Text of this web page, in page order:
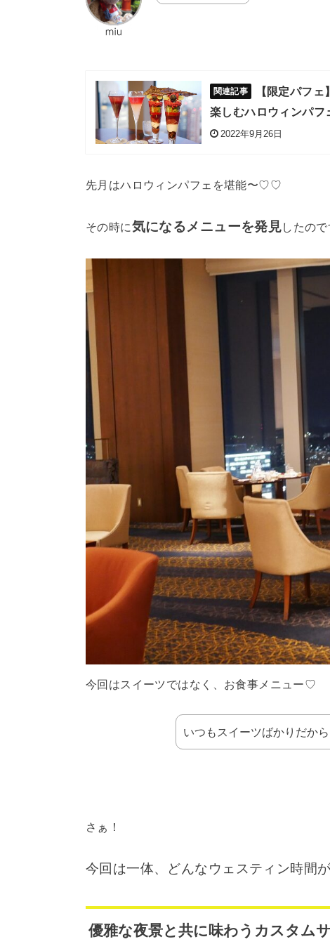
【限定パフ
楽しむハロウィンパ
2022年9月26日
先月はハロウィンパフェを堪能〜♡♡
その時に気になるメニューを発見したの
今回はスイーツではなく、お食事メニュー♡
いつもスイーツばかりだか
さぁ！
今回は一体、どんなウェスティン時間
優雅な夜景と共に味わうカスタム